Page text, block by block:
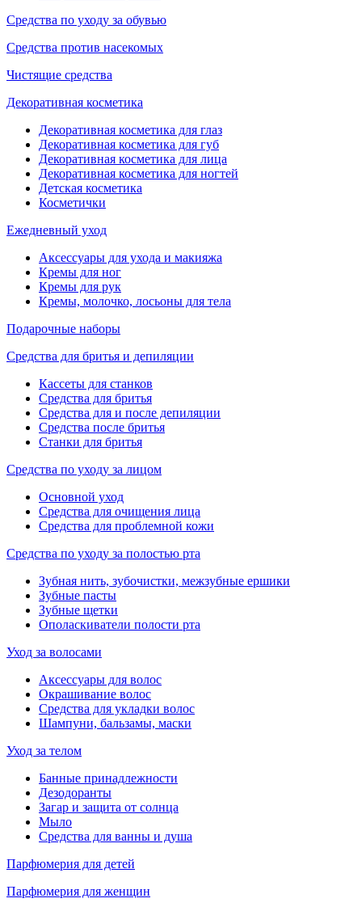
Средства по уходу за обувью
Средства против насекомых
Чистящие средства
Декоративная косметика
Декоративная косметика для глаз
Декоративная косметика для губ
Декоративная косметика для лица
Декоративная косметика для ногтей
Детская косметика
Косметички
Ежедневный уход
Аксессуары для ухода и макияжа
Кремы для ног
Кремы для рук
Кремы, молочко, лосьоны для тела
Подарочные наборы
Средства для бритья и депиляции
Кассеты для станков
Средства для бритья
Средства для и после депиляции
Средства после бритья
Станки для бритья
Средства по уходу за лицом
Основной уход
Средства для очищения лица
Средства для проблемной кожи
Средства по уходу за полостью рта
Зубная нить, зубочистки, межзубные ершики
Зубные пасты
Зубные щетки
Ополаскиватели полости рта
Уход за волосами
Аксессуары для волос
Окрашивание волос
Средства для укладки волос
Шампуни, бальзамы, маски
Уход за телом
Банные принадлежности
Дезодоранты
Загар и защита от солнца
Мыло
Средства для ванны и душа
Парфюмерия для детей
Парфюмерия для женщин